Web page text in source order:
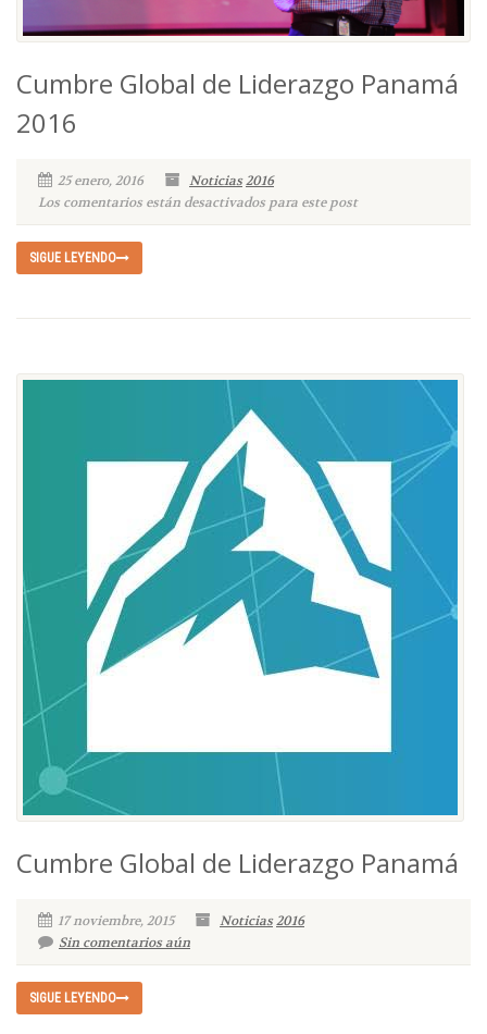
Cumbre Global de Liderazgo Panamá
2016
25 enero, 2016 Noticias2016
Los comentarios están desactivados para este post
SIGUE LEYENDO
Cumbre Global de Liderazgo Panamá
17 noviembre, 2015 Noticias2016
Sin comentarios aún
SIGUE LEYENDO